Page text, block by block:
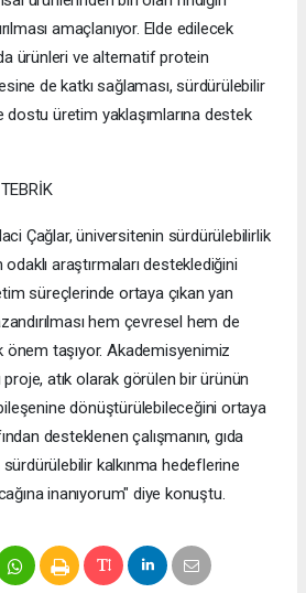
amaçlanıyor. Elde edilecek
ürünleri ve alternatif protein
de katkı sağlaması, sürdürülebilir
dostu üretim yaklaşımlarına destek
Çağlar, üniversitenin sürdürülebilirlik
araştırmaları desteklediğini
süreçlerinde ortaya çıkan yan
hem çevresel hem de
önem taşıyor. Akademisyenimiz
atık olarak görülen bir ürünün
dönüştürülebileceğini ortaya
desteklenen çalışmanın, gıda
kalkınma hedeflerine
inanıyorum" diye konuştu.